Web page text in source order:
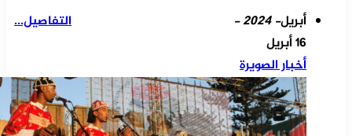
التفاصيل...
أبريل- 2024 -
16 أبريل
أخبار الصويرة